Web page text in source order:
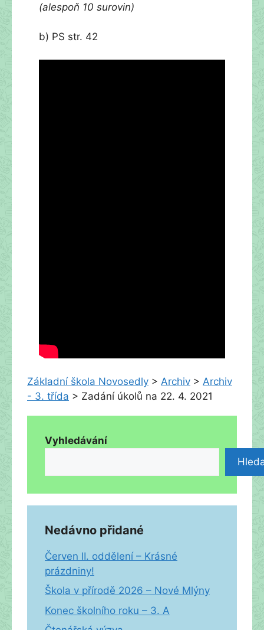
(alespoň 10 surovin)
b) PS str. 42
Základní škola Novosedly > Archiv > Archiv
- 3. třída > Zadání úkolů na 22. 4. 2021
Vyhledávání
Nedávno přidané
Červen II. oddělení – Krásné
prázdniny!
Škola v přírodě 2026 – Nové Mlýny
Konec školního roku – 3. A